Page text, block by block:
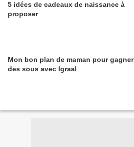
5 idées de cadeaux de naissance à
proposer
Mon bon plan de maman pour gagner
des sous avec Igraal